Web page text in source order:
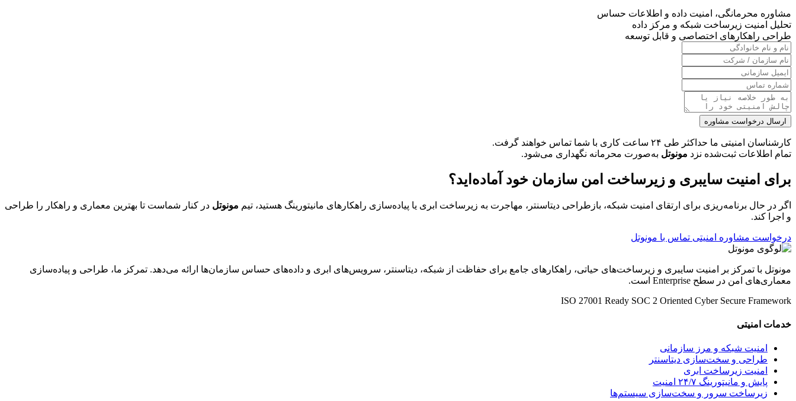
مشاوره محرمانگی، امنیت داده و اطلاعات حساس
تحلیل امنیت زیرساخت شبکه و مرکز داده
طراحی راهکارهای اختصاصی و قابل توسعه
ارسال درخواست مشاوره
کارشناسان امنیتی ما حداکثر طی ۲۴ ساعت کاری با شما تماس خواهند گرفت.
تمام اطلاعات ثبت‌شده نزد مونوتل به‌صورت محرمانه نگهداری می‌شود.
برای امنیت سایبری و زیرساخت امن سازمان خود آماده‌اید؟
اگر در حال برنامه‌ریزی برای ارتقای امنیت شبکه، بازطراحی دیتاسنتر، مهاجرت به زیرساخت ابری یا پیاده‌سازی راهکارهای مانیتورینگ هستید، تیم مونوتل در کنار شماست تا بهترین معماری و راهکار را طراحی
و اجرا کند.
درخواست مشاوره امنیتی تماس با مونوتل
مونوتل با تمرکز بر امنیت سایبری و زیرساخت‌های حیاتی، راهکارهای جامع برای حفاظت از شبکه، دیتاسنتر، سرویس‌های ابری و داده‌های حساس سازمان‌ها ارائه می‌دهد. تمرکز ما، طراحی و پیاده‌سازی
معماری‌های امن در سطح Enterprise است.
ISO 27001 Ready SOC 2 Oriented Cyber Secure Framework
خدمات امنیتی
امنیت شبکه و مرز سازمانی
طراحی و سخت‌سازی دیتاسنتر
امنیت زیرساخت ابری
پایش و مانیتورینگ ۲۴/۷ امنیت
زیرساخت سرور و سخت‌سازی سیستم‌ها